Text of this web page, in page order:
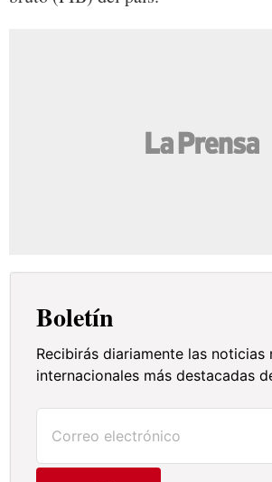
Boletín
Recibirás diariamente las noticias
internacionales más destacadas